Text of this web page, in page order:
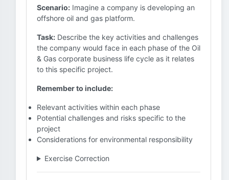
Scenario: Imagine a company is developing an
offshore oil and gas platform.
Task: Describe the key activities and challenges
the company would face in each phase of the Oil
& Gas corporate business life cycle as it relates
to this specific project.
Remember to include:
Relevant activities within each phase
Potential challenges and risks specific to the
project
Considerations for environmental responsibility
Exercise Correction